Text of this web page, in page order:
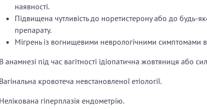
наявності.
Підвищена чутливість до норетистерону або до будь-
препарату.
Мігрень із вогнищевими неврологічними симптомами
анамнезі під час вагітності ідіопатична жовтяниця або
кровотеча невстановленої етіології.
гіперплазія ендометрію.